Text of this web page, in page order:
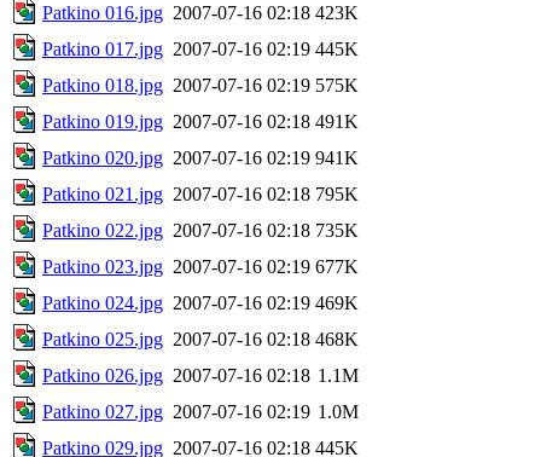
Patkino 016.jpg 2007-07-16 02:18 423K
Patkino 017.jpg 2007-07-16 02:19 445K
Patkino 018.jpg 2007-07-16 02:19 575K
Patkino 019.jpg 2007-07-16 02:18 491K
Patkino 020.jpg 2007-07-16 02:19 941K
Patkino 021.jpg 2007-07-16 02:18 795K
Patkino 022.jpg 2007-07-16 02:18 735K
Patkino 023.jpg 2007-07-16 02:19 677K
Patkino 024.jpg 2007-07-16 02:19 469K
Patkino 025.jpg 2007-07-16 02:18 468K
Patkino 026.jpg 2007-07-16 02:18 1.1M
Patkino 027.jpg 2007-07-16 02:19 1.0M
Patkino 029.jpg 2007-07-16 02:18 445K